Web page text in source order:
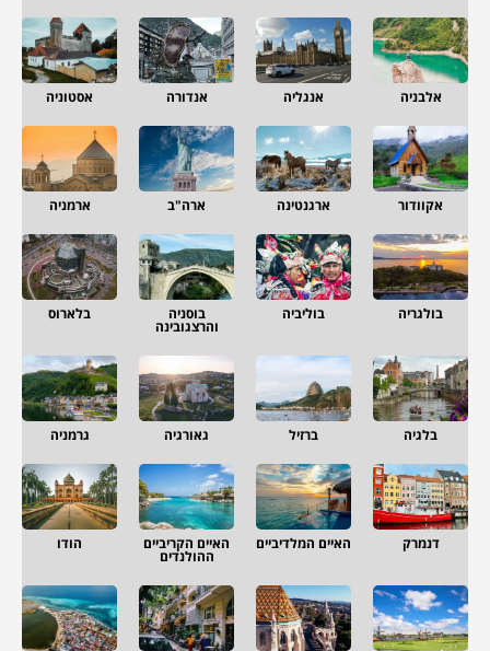
אלבניה אנגליה אנדורה אסטוניה
אקוודור ארגנטינה ארה"ב ארמניה
בולגריה בוליביה בוסניה
והרצגובינה
בלארוס
בלגיה ברזיל גאורגיה גרמניה
דנמרק האיים המלדיביים האיים הקריביים
ההולנדים
הודו